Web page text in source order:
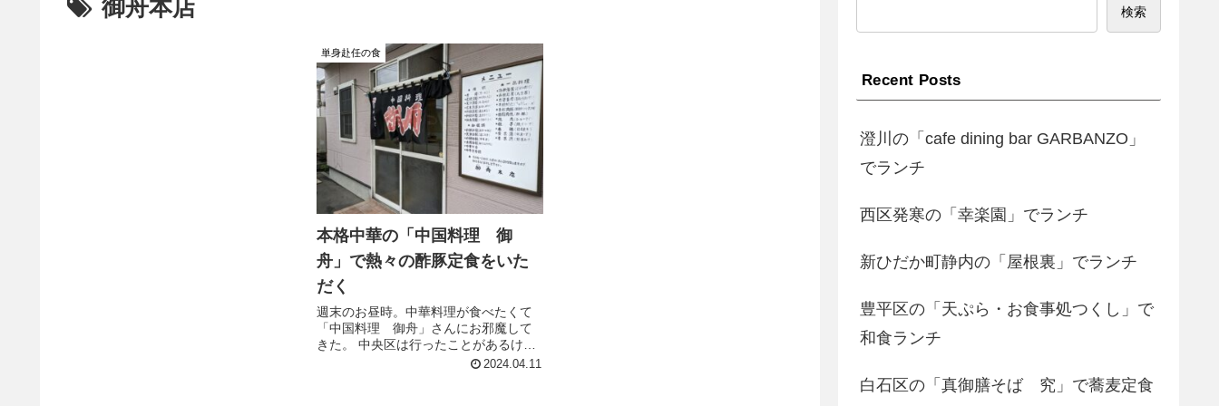
御舟本店
単身赴任の食
本格中華の「中国料理 御
舟」で熱々の酢豚定食をいた
だく
週末のお昼時。中華料理が食べたくて
「中国料理 御舟」さんにお邪魔して
きた。 中央区は行ったことがあるけれ
ど、白石区の方は初めて。どうやらこ
2024.04.11
検索
Recent Posts
澄川の「cafe dining bar GARBANZO」
でランチ
西区発寒の「幸楽園」でランチ
新ひだか町静内の「屋根裏」でランチ
豊平区の「天ぷら・お食事処つくし」で
和食ランチ
白石区の「真御膳そば 究」で蕎麦定食